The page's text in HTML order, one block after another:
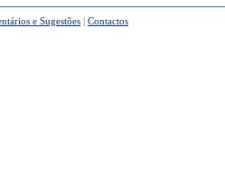
e Sugestões | Contactos